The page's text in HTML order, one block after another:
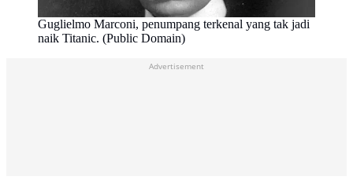
Guglielmo Marconi, penumpang terkenal yang tak jadi
naik Titanic. (Public Domain)